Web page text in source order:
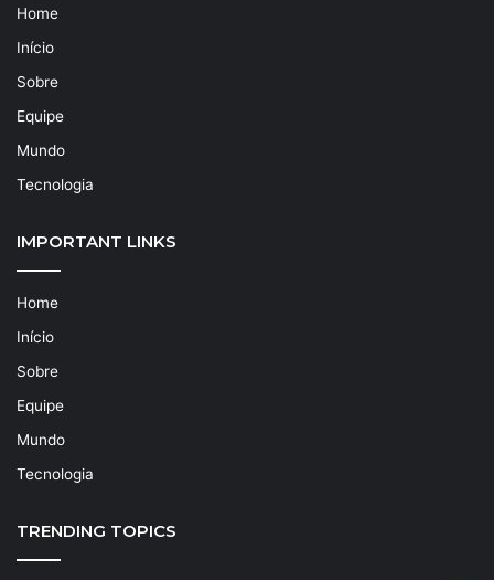
Home
Início
Sobre
Equipe
Mundo
Tecnologia
IMPORTANT LINKS
Home
Início
Sobre
Equipe
Mundo
Tecnologia
TRENDING TOPICS